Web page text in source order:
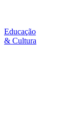
Educação
& Cultura